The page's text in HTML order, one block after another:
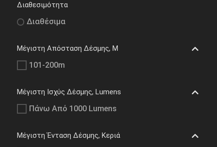
Διαθεσιμότητα
Διαθέσιμα
Μέγιστη Απόσταση Δέσμης, M
101-200m
Μέγιστη Ισχύς Δέσμης, Lumens
Πάνω Από 1000 Lumens
Μέγιστη Ένταση Δέσμης, Κεριά